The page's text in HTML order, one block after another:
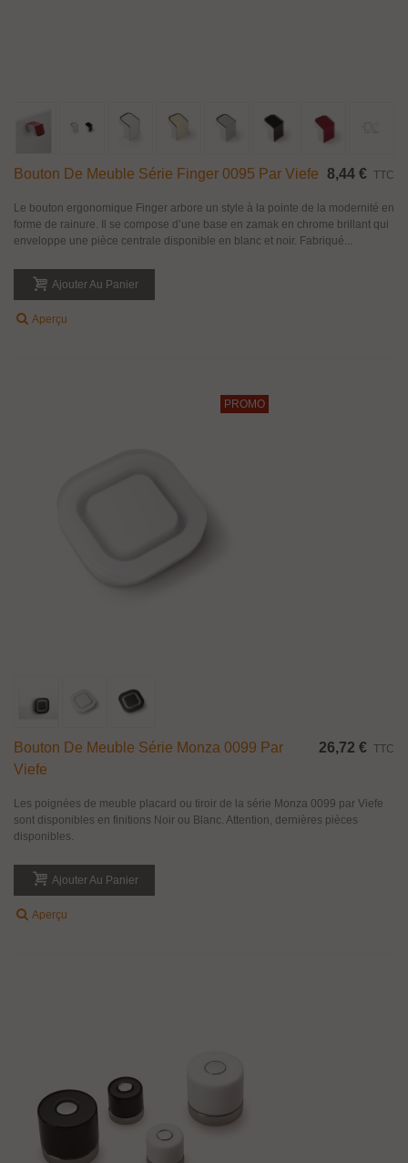
Bouton De Meuble Série Finger 0095 Par Viefe 8,44 € TTC
Le bouton ergonomique Finger arbore un style à la pointe de la modernité en
forme de rainure. Il se compose d’une base en zamak en chrome brillant qui
enveloppe une pièce centrale disponible en blanc et noir. Fabriqué...
Ajouter Au Panier
Aperçu
PROMO
Bouton De Meuble Série Monza 0099 Par
Viefe
26,72 € TTC
Les poignées de meuble placard ou tiroir de la série Monza 0099 par Viefe
sont disponibles en finitions Noir ou Blanc. Attention, dernières pièces
disponibles.
Ajouter Au Panier
Aperçu